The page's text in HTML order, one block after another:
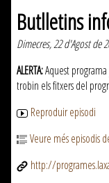
Butlletins
Dimecres, 22 d'Agost de
ALERTA:Aquest
trobin els fitxers del
Reproduir episodi
Veure més episodis
http://